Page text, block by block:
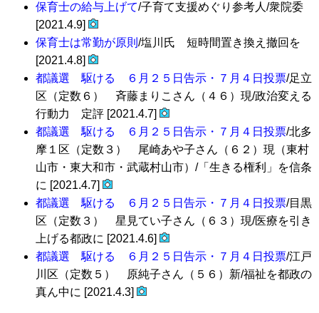
保育士の給与上げて/子育て支援めぐり参考人/衆院委
[2021.4.9]
保育士は常勤が原則 /塩川氏 短時間置き換え撤回を
[2021.4.8]
都議選 駆ける ６月２５日告示・７月４日投票/足立
区（定数６） 斉藤まりこさん（４６）現/政治変える
行動力 定評 [2021.4.7]
都議選 駆ける ６月２５日告示・７月４日投票/北多
摩１区（定数３） 尾崎あや子さん（６２）現（東村
山市・東大和市・武蔵村山市）/「生きる権利」を信条
に [2021.4.7]
都議選 駆ける ６月２５日告示・７月４日投票/目黒
区（定数３） 星見てい子さん（６３）現/医療を引き
上げる都政に [2021.4.6]
都議選 駆ける ６月２５日告示・７月４日投票/江戸
川区（定数５） 原純子さん（５６）新/福祉を都政の
真ん中に [2021.4.3]